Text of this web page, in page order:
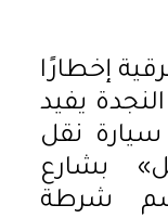
إخطارًا
يفيد
نقل
بشارع
شرطة